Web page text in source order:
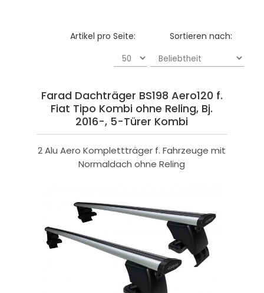
Sortieren nach:
Artikel pro Seite:
Farad Dachträger BS198 Aero120 f.
Fiat Tipo Kombi ohne Reling, Bj.
2016-, 5-Türer Kombi
2 Alu Aero Komplettträger f. Fahrzeuge mit
Normaldach ohne Reling